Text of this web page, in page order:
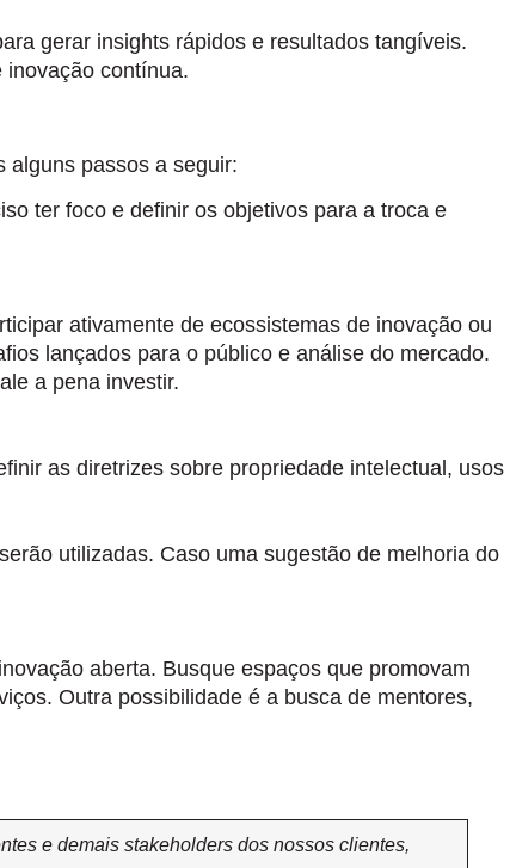
gerar insights rápidos e resultados tangíveis.
inovação contínua.
alguns passos a seguir:
ter foco e definir os objetivos para a troca e
ativamente de ecossistemas de inovação ou
lançados para o público e análise do mercado.
a pena investir.
as diretrizes sobre propriedade intelectual, usos
utilizadas. Caso uma sugestão de melhoria do
aberta. Busque espaços que promovam
Outra possibilidade é a busca de mentores,
e demais stakeholders dos nossos clientes,